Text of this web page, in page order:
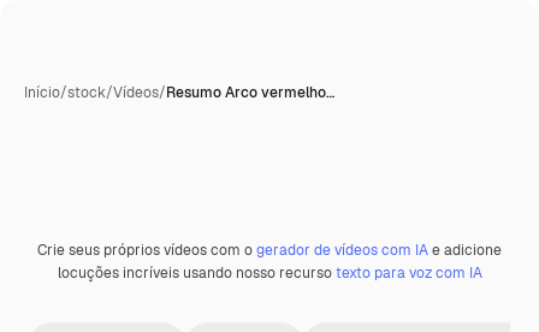
Início/stock/Vídeos/Resumo Arco vermelho…
Premium
Crie seus próprios vídeos com ogerador de vídeos com IAe adicione
locuções incríveis usando nosso recursotexto para voz com IA